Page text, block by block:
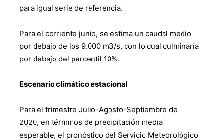
para igual serie de referencia.
Para el corriente junio, se estima un caudal medio
por debajo de los 9.000 m3/s, con lo cual culminaría
por debajo del percentil 10%.
Escenario climático estacional
Para el trimestre Julio-Agosto-Septiembre de
2020, en términos de precipitación media
esperable, el pronóstico del Servicio Meteorológico